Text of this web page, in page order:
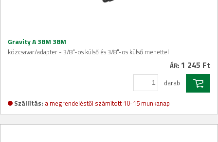
Gravity A 38M 38M
közcsavar/adapter - 3/8"-os külső és 3/8"-os külső menettel
ÁR: 1 245 Ft
darab
Szállítás: a megrendeléstől számított 10-15 munkanap